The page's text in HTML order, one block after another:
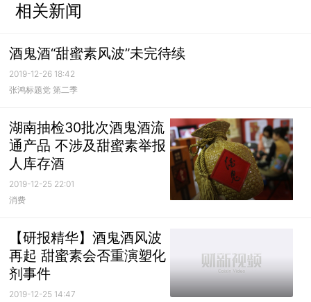
相关新闻
酒鬼酒“甜蜜素风波”未完待续
2019-12-26 18:42
张鸿标题党 第二季
湖南抽检30批次酒鬼酒流
通产品 不涉及甜蜜素举报
人库存酒
2019-12-25 22:01
消费
【研报精华】酒鬼酒风波
再起 甜蜜素会否重演塑化
剂事件
2019-12-25 14:47